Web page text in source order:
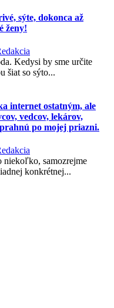
sýte, dokonca až
ženy!
Kedysi by sme určite
šiat so sýto...
internet ostatným, ale
vedcov, lekárov,
po mojej priazni.
niekoľko, samozrejme
konkrétnej...